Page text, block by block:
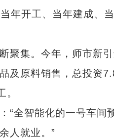
年开工、当年建成、
集。今年，师市新引
及原料销售，总投资
智能化的一号车间
人就业。”